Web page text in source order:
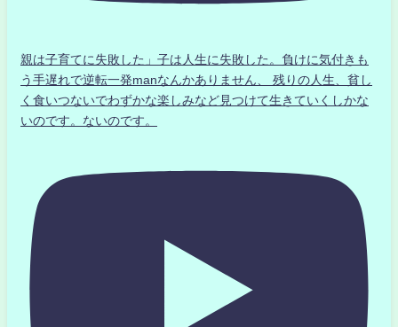
親は子育てに失敗した」子は人生に失敗した。負けに気付きも
う手遅れで逆転一発manなんかありません、 残りの人生、貧し
く食いつないでわずかな楽しみなど見つけて生きていくしかな
いのです。ないのです。